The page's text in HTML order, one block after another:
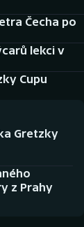
Čecha po
lekci v
Cupu
Gretzky
z Prahy